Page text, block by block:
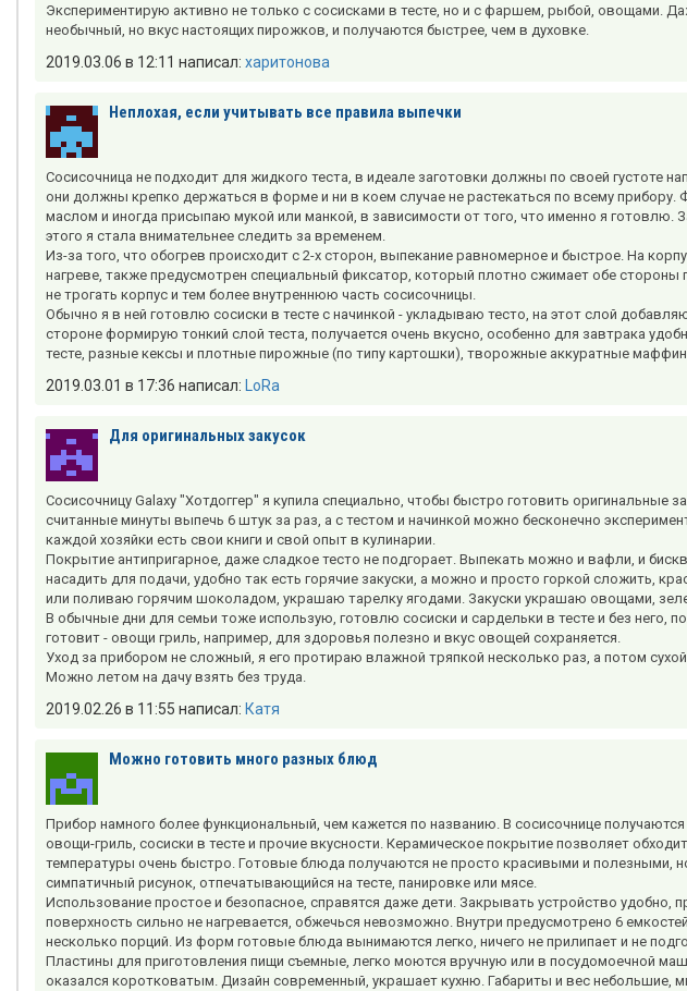
Экспериментирую активно не только с сосисками в тесте, но и с фаршем, рыбой, овощами.
необычный, но вкус настоящих пирожков, и получаются быстрее, чем в духовке.
2019.03.06 в 12:11 написал: харитонова
Неплохая, если учитывать все правила выпечки
Сосисочница не подходит для жидкого теста, в идеале заготовки должны по своей густоте
они должны крепко держаться в форме и ни в коем случае не растекаться по всему
маслом и иногда присыпаю мукой или манкой, в зависимости от того, что именно я готовлю.
этого я стала внимательнее следить за временем.
Из-за того, что обогрев происходит с 2-х сторон, выпекание равномерное и быстрое. На
нагреве, также предусмотрен специальный фиксатор, который плотно сжимает обе стороны
не трогать корпус и тем более внутреннюю часть сосисочницы.
Обычно я в ней готовлю сосиски в тесте с начинкой - укладываю тесто, на этот слой
стороне формирую тонкий слой теста, получается очень вкусно, особенно для завтрака
тесте, разные кексы и плотные пирожные (по типу картошки), творожные аккуратные
2019.03.01 в 17:36 написал: LoRa
Для оригинальных закусок
Сосисочницу Galaxy "Хотдоггер" я купила специально, чтобы быстро готовить
считанные минуты выпечь 6 штук за раз, а с тестом и начинкой можно бесконечно
каждой хозяйки есть свои книги и свой опыт в кулинарии.
Покрытие антипригарное, даже сладкое тесто не подгорает. Выпекать можно и вафли, и
насадить для подачи, удобно так есть горячие закуски, а можно и просто горкой сложить,
или поливаю горячим шоколадом, украшаю тарелку ягодами. Закуски украшаю овощами,
В обычные дни для семьи тоже использую, готовлю сосиски и сардельки в тесте и без него,
готовит - овощи гриль, например, для здоровья полезно и вкус овощей сохраняется.
Уход за прибором не сложный, я его протираю влажной тряпкой несколько раз, а потом
Можно летом на дачу взять без труда.
2019.02.26 в 11:55 написал: Катя
Можно готовить много разных блюд
Прибор намного более функциональный, чем кажется по названию. В сосисочнице
овощи-гриль, сосиски в тесте и прочие вкусности. Керамическое покрытие позволяет
температуры очень быстро. Готовые блюда получаются не просто красивыми и полезными,
симпатичный рисунок, отпечатывающийся на тесте, панировке или мясе.
Использование простое и безопасное, справятся даже дети. Закрывать устройство удобно,
поверхность сильно не нагревается, обжечься невозможно. Внутри предусмотрено 6
несколько порций. Из форм готовые блюда вынимаются легко, ничего не прилипает и не
Пластины для приготовления пищи съемные, легко моются вручную или в посудомоечной
оказался коротковатым. Дизайн современный, украшает кухню. Габариты и вес небольшие,